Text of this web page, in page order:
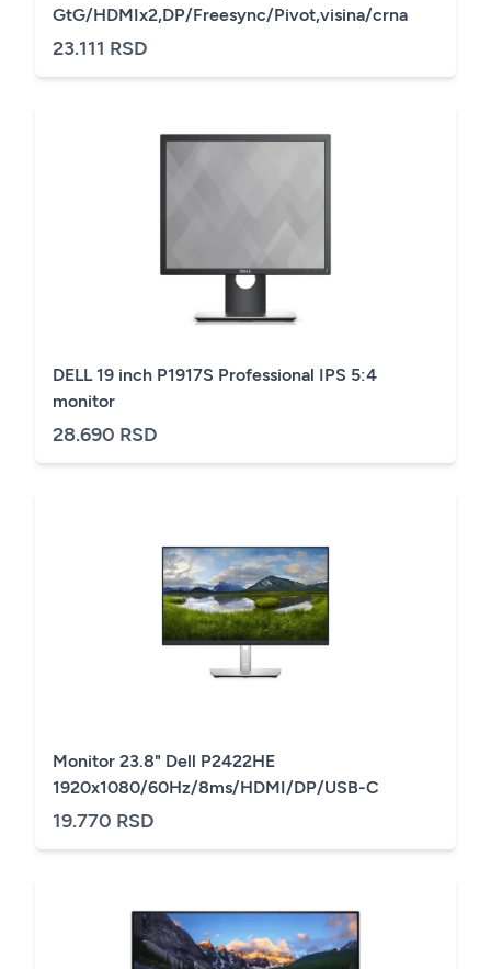
GtG/HDMIx2,DP/Freesync/Pivot,visina/crna
23.111 RSD
DELL 19 inch P1917S Professional IPS 5:4
monitor
28.690 RSD
Monitor 23.8" Dell P2422HE
1920x1080/60Hz/8ms/HDMI/DP/USB-C
19.770 RSD